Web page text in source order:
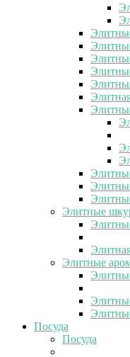
Элитные
Элитные
Посуда
Посуда